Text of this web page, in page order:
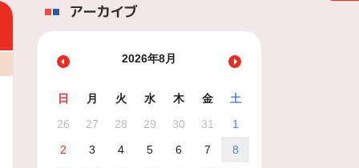
アーカイブ
2026年8月
日 月 火 水 木 金
土
26
27 28 29 30 31
1
2
3 4 5 6 7
8